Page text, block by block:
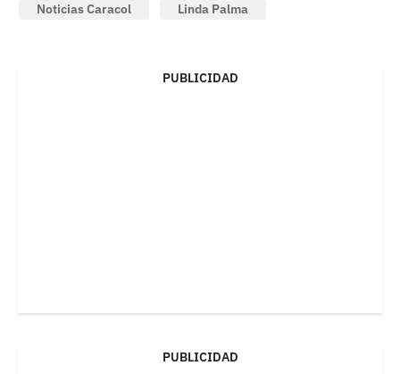
Noticias Caracol Linda Palma
PUBLICIDAD
PUBLICIDAD